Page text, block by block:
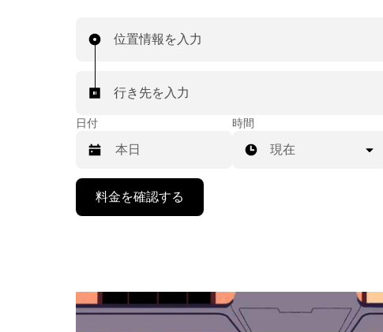
位置情報を入力
行き先を入力
日付
レ
時間
現在
料金を確認する